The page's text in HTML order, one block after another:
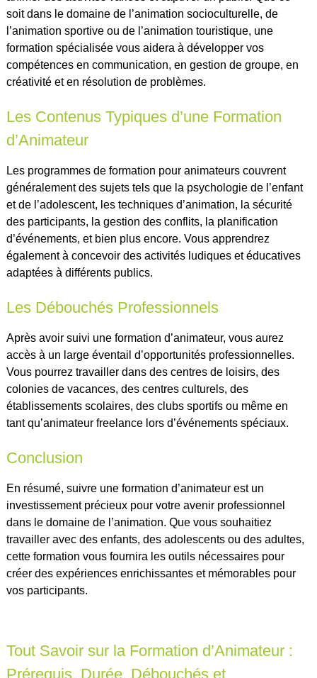
soit dans le domaine de l’animation socioculturelle, de
l’animation sportive ou de l’animation touristique, une
formation spécialisée vous aidera à développer vos
compétences en communication, en gestion de groupe, en
créativité et en résolution de problèmes.
Les Contenus Typiques d’une Formation
d’Animateur
Les programmes de formation pour animateurs couvrent
généralement des sujets tels que la psychologie de l’enfant
et de l’adolescent, les techniques d’animation, la sécurité
des participants, la gestion des conflits, la planification
d’événements, et bien plus encore. Vous apprendrez
également à concevoir des activités ludiques et éducatives
adaptées à différents publics.
Les Débouchés Professionnels
Après avoir suivi une formation d’animateur, vous aurez
accès à un large éventail d’opportunités professionnelles.
Vous pourrez travailler dans des centres de loisirs, des
colonies de vacances, des centres culturels, des
établissements scolaires, des clubs sportifs ou même en
tant qu’animateur freelance lors d’événements spéciaux.
Conclusion
En résumé, suivre une formation d’animateur est un
investissement précieux pour votre avenir professionnel
dans le domaine de l’animation. Que vous souhaitiez
travailler avec des enfants, des adolescents ou des adultes,
cette formation vous fournira les outils nécessaires pour
créer des expériences enrichissantes et mémorables pour
vos participants.
Tout Savoir sur la Formation d’Animateur :
Prérequis, Durée, Débouchés et